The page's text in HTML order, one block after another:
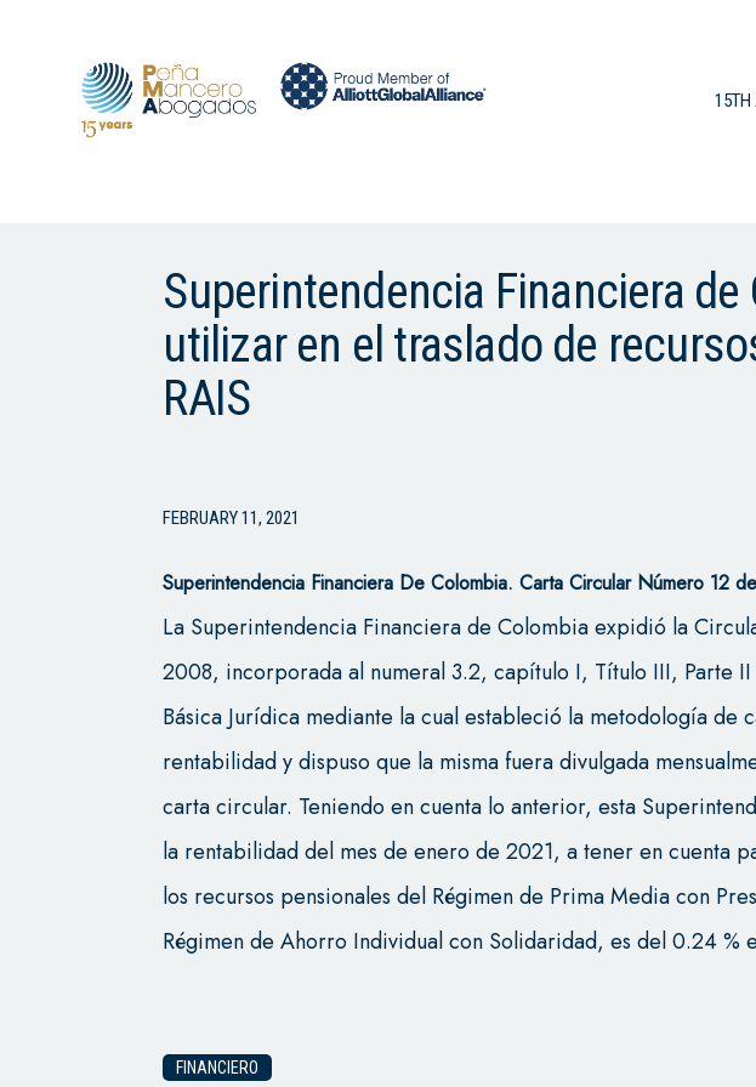
15TH
Superintendencia Financiera
utilizar en el traslado de
RAIS
FEBRUARY 11, 2021
Superintendencia Financiera De Colombia. Carta Circular Número 12
La Superintendencia Financiera de Colombia expidió la
2008, incorporada al numeral 3.2, capítulo I, Título III, Parte
Básica Jurídica mediante la cual estableció la metodología de
rentabilidad y dispuso que la misma fuera divulgada
carta circular. Teniendo en cuenta lo anterior, esta
la rentabilidad del mes de enero de 2021, a tener en cuenta
los recursos pensionales del Régimen de Prima Media con
Régimen de Ahorro Individual con Solidaridad, es del 0.24 %
FINANCIERO